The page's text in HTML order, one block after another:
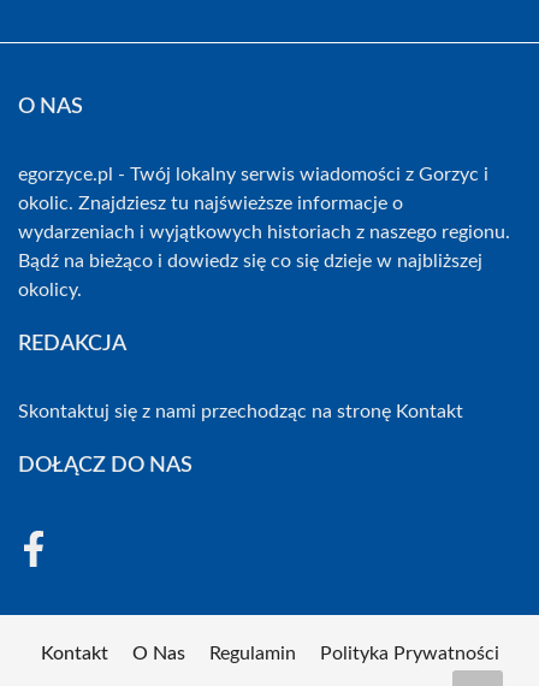
O NAS
egorzyce.pl - Twój lokalny serwis wiadomości z Gorzyc i
okolic. Znajdziesz tu najświeższe informacje o
wydarzeniach i wyjątkowych historiach z naszego regionu.
Bądź na bieżąco i dowiedz się co się dzieje w najbliższej
okolicy.
REDAKCJA
Skontaktuj się z nami przechodząc na stronę Kontakt
DOŁĄCZ DO NAS
Kontakt O Nas Regulamin Polityka Prywatności